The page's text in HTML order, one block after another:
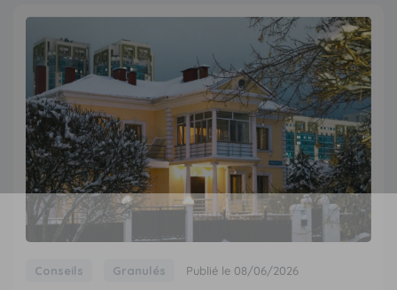
Conseils Granulés Publié le 08/06/2026